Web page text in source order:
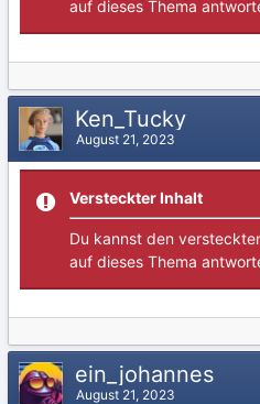
auf dieses Thema
Ken_Tucky
August 21, 2023
Versteckter Inhalt
Du kannst den
auf dieses Thema
ein_johannes
August 21, 2023